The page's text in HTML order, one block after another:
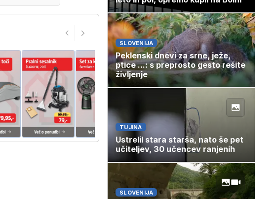
SLOVENIJA
Peklenski dnevi za srne, ježe,
ptice ...: s preprosto gesto rešite
življenje
TUJINA
Ustrelil stara starša, nato še pet
učiteljev, 30 učencev ranjenih
SLOVENIJA